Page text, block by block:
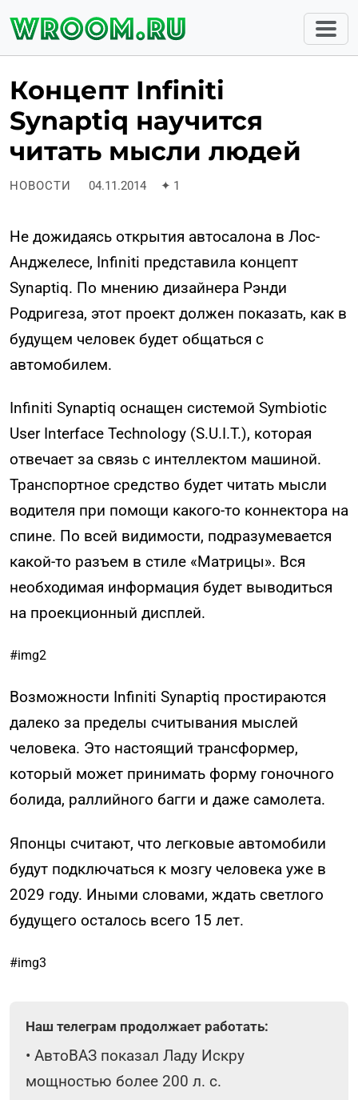
Концепт Infiniti
Synaptiq научится
читать мысли людей
НОВОСТИ 04.11.2014 ✦ 1
Не дожидаясь открытия автосалона в Лос-
Анджелесе, Infiniti представила концепт
Synaptiq. По мнению дизайнера Рэнди
Родригеза, этот проект должен показать, как в
будущем человек будет общаться с
автомобилем.
Infiniti Synaptiq оснащен системой Symbiotic
User Interface Technology (S.U.I.T.), которая
отвечает за связь с интеллектом машиной.
Транспортное средство будет читать мысли
водителя при помощи какого-то коннектора на
спине. По всей видимости, подразумевается
какой-то разъем в стиле «Матрицы». Вся
необходимая информация будет выводиться
на проекционный дисплей.
#img2
Возможности Infiniti Synaptiq простираются
далеко за пределы считывания мыслей
человека. Это настоящий трансформер,
который может принимать форму гоночного
болида, раллийного багги и даже самолета.
Японцы считают, что легковые автомобили
будут подключаться к мозгу человека уже в
2029 году. Иными словами, ждать светлого
будущего осталось всего 15 лет.
#img3
Наш телеграм продолжает работать:
• АвтоВАЗ показал Ладу Искру
мощностью более 200 л. с.